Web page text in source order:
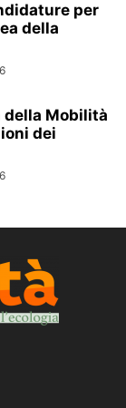
per
della
della Mobilità
dei